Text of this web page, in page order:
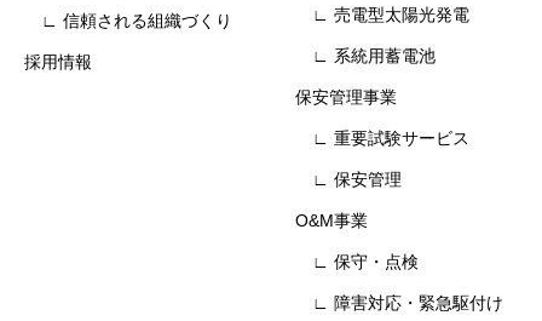
∟ 信頼される組織づくり
採用情報
∟ 売電型太陽光発電
∟ 系統用蓄電池
保安管理事業
∟ 重要試験サービス
∟ 保安管理
O&M事業
∟ 保守・点検
∟ 障害対応・緊急駆付け